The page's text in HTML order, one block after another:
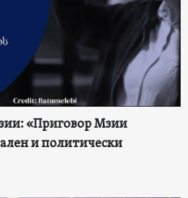
«Приговор Мзии
и политически